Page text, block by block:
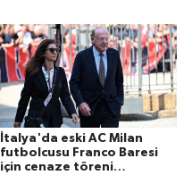
İtalya'da eski AC Milan
futbolcusu Franco Baresi
için cenaze töreni